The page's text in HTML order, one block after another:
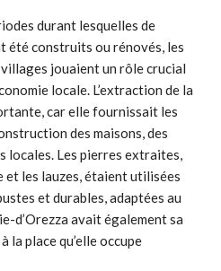
durant lesquelles de
été construits ou rénovés, les
jouaient un rôle crucial
locale. L’extraction de la
car elle fournissait les
des maisons, des
locales. Les pierres extraites,
les lauzes, étaient utilisées
et durables, adaptées au
d’Orezza avait également sa
la place qu’elle occupe